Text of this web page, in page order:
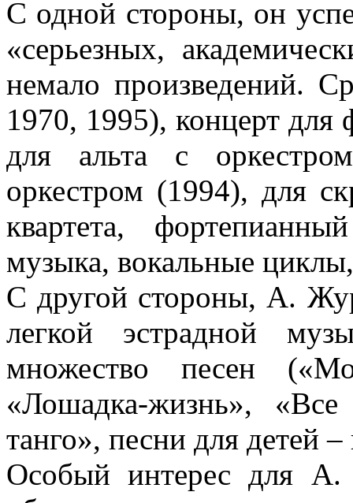
С одной стороны, он
«серьезных,
немало произведений.
1970, 1995), концерт для
для альта с
оркестром (1994), для
квартета,
музыка, вокальные
С другой стороны, А.
легкой эстрадной
множество песен
«Лошадка-жизнь»,
танго», песни для детей
Особый интерес для А.